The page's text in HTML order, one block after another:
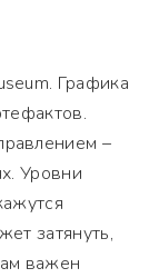
Графика
–
Уровни
затянуть,
важен